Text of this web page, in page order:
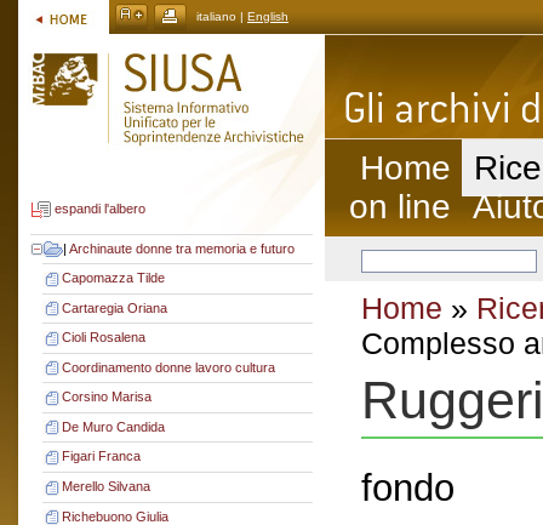
italiano | English
espandi l'albero
| Archinaute donne tra memoria e futuro
Capomazza Tilde
Cartaregia Oriana
Cioli Rosalena
Coordinamento donne lavoro cultura
Corsino Marisa
De Muro Candida
Figari Franca
Merello Silvana
Richebuono Giulia
Home
on line
Home »
Complesso
fondo